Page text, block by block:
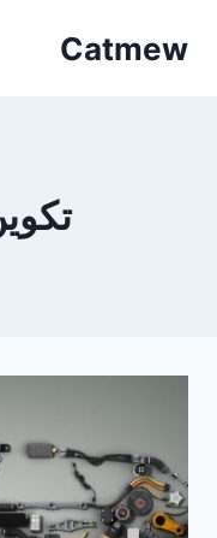
Catmew